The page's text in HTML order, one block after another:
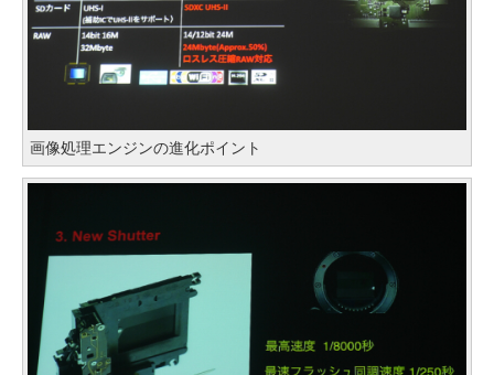
画像処理エンジンの進化ポイント